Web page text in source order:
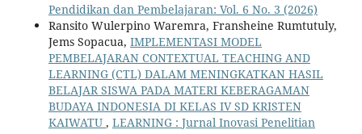
Pendidikan dan Pembelajaran: Vol. 6 No. 3 (2026)
Ransito Wulerpino Waremra, Fransheine Rumtutuly,
Jems Sopacua, IMPLEMENTASI MODEL
PEMBELAJARAN CONTEXTUAL TEACHING AND
LEARNING (CTL) DALAM MENINGKATKAN HASIL
BELAJAR SISWA PADA MATERI KEBERAGAMAN
BUDAYA INDONESIA DI KELAS IV SD KRISTEN
KAIWATU , LEARNING : Jurnal Inovasi Penelitian